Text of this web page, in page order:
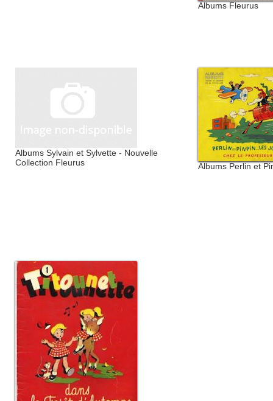
Albums Fleurus
Albums Sylvain et Sylvette - Nouvelle
Collection Fleurus
Albums Perlin et